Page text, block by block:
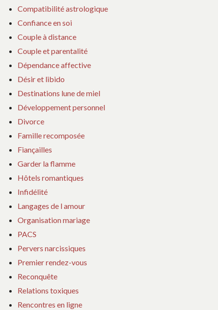
Compatibilité astrologique
Confiance en soi
Couple à distance
Couple et parentalité
Dépendance affective
Désir et libido
Destinations lune de miel
Développement personnel
Divorce
Famille recomposée
Fiançailles
Garder la flamme
Hôtels romantiques
Infidélité
Langages de l amour
Organisation mariage
PACS
Pervers narcissiques
Premier rendez-vous
Reconquête
Relations toxiques
Rencontres en ligne